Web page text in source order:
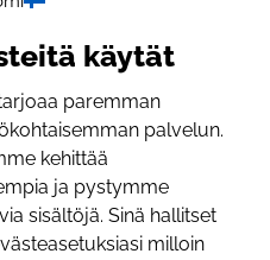
verkossa - Punainen
hae-apua-ja-
ja-toimintaa-verkossa/
käytät
paremman
palvelun.
kehittää
ja pystymme
sisältöjä. Sinä hallitset
milloin